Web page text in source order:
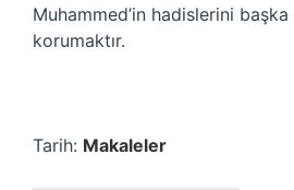
Muhammed’in hadislerini
korumaktır.
Tarih: Makaleler